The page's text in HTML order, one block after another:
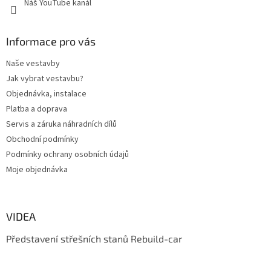
Náš YouTube kanál
Informace pro vás
Naše vestavby
Jak vybrat vestavbu?
Objednávka, instalace
Platba a doprava
Servis a záruka náhradních dílů
Obchodní podmínky
Podmínky ochrany osobních údajů
Moje objednávka
VIDEA
Představení střešních stanů Rebuild-car